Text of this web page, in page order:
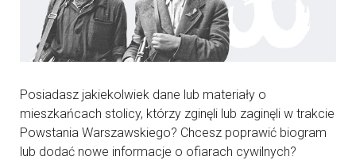
Posiadasz jakiekolwiek dane lub materiały o
mieszkańcach stolicy, którzy zginęli lub zaginęli w trakcie
Powstania Warszawskiego? Chcesz poprawić biogram
lub dodać nowe informacje o ofiarach cywilnych?